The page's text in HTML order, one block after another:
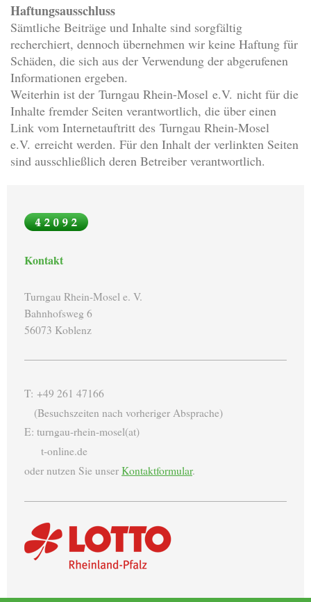
Haftungsausschluss
Sämtliche Beiträge und Inhalte sind sorgfältig
recherchiert, dennoch übernehmen wir keine Haftung für
Schäden, die sich aus der Verwendung der abgerufenen
Informationen ergeben.
Weiterhin ist der Turngau Rhein-Mosel e.V. nicht für die
Inhalte fremder Seiten verantwortlich, die über einen
Link vom Internetauftritt des Turngau Rhein-Mosel
e.V. erreicht werden. Für den Inhalt der verlinkten Seiten
sind ausschließlich deren Betreiber verantwortlich.
Kontakt
Turngau Rhein-Mosel e. V.
Bahnhofsweg 6
56073 Koblenz
T: +49 261 47166
(Besuchszeiten nach vorheriger Absprache)
E: turngau-rhein-mosel(at)
t-online.de
oder nutzen Sie unser Kontaktformular.